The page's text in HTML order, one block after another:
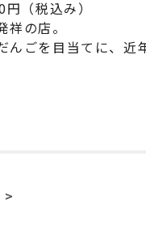
（税込み）
の店。
んごを目当てに、近